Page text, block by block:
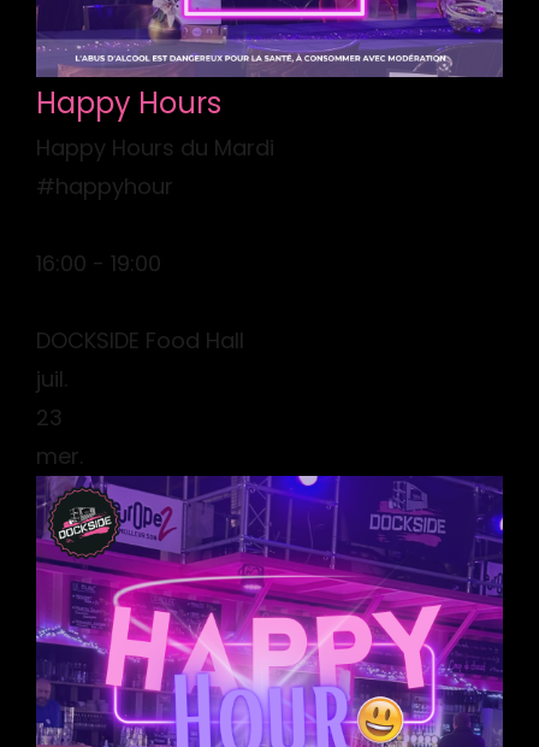
Happy Hours
Happy Hours du Mardi
#happyhour
16:00 - 19:00
DOCKSIDE Food Hall
juil.
23
mer.